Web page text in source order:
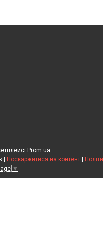
Prom.ua
HandWork Studio - Інтернет магазин шкіряних сумок та гаманців | Поскаржитися на контент |
▼